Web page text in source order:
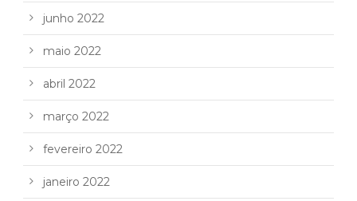
junho 2022
maio 2022
abril 2022
março 2022
fevereiro 2022
janeiro 2022